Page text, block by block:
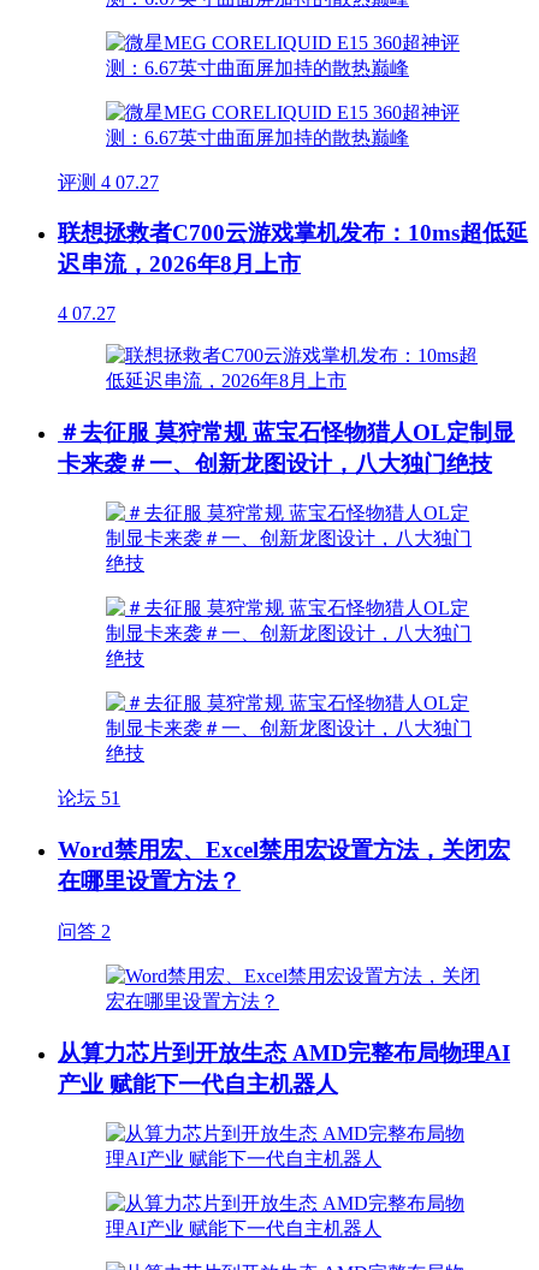
评测 4 07.27
联想拯救者C700云游戏掌机发布：10ms超低延
迟串流，2026年8月上市
4 07.27
＃去征服 莫狩常规 蓝宝石怪物猎人OL定制显
卡来袭＃一、创新龙图设计，八大独门绝技
论坛 51
Word禁用宏、Excel禁用宏设置方法，关闭宏
在哪里设置方法？
问答 2
从算力芯片到开放生态 AMD完整布局物理AI
产业 赋能下一代自主机器人